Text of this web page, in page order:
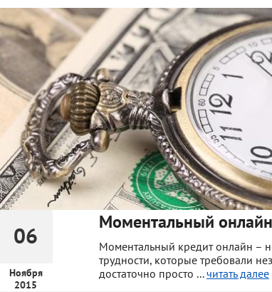
06
Ноября
2015
Моментальный
Моментальный кредит онлайн –
трудности, которые требовали
достаточно просто ...читать далее